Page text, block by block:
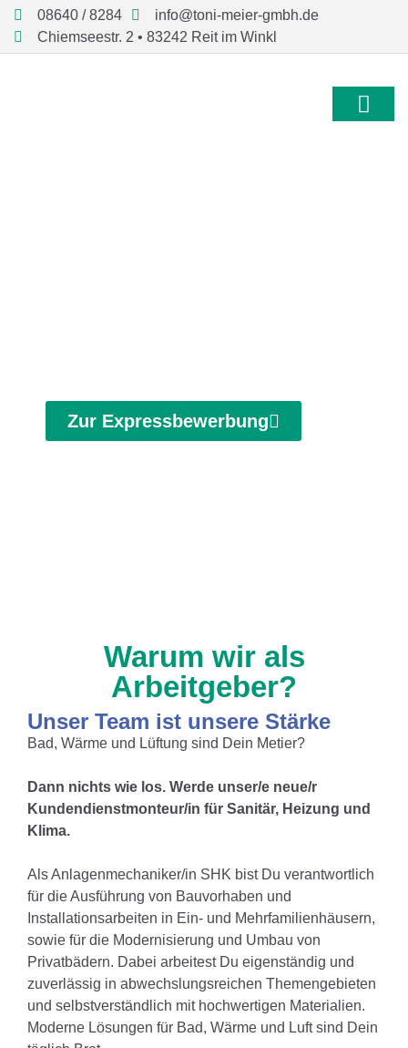
08640 / 8284
info@toni-meier-gmbh.de
Chiemseestr. 2 • 83242 Reit im Winkl
Zur Expressbewerbung
Warum wir als
Arbeitgeber?
Unser Team ist unsere Stärke
Bad, Wärme und Lüftung sind Dein Metier?
Dann nichts wie los. Werde unser/e neue/r
Kundendienstmonteur/in für Sanitär, Heizung und
Klima.
Als Anlagenmechaniker/in SHK bist Du verantwortlich
für die Ausführung von Bauvorhaben und
Installationsarbeiten in Ein- und Mehrfamilienhäusern,
sowie für die Modernisierung und Umbau von
Privatbädern. Dabei arbeitest Du eigenständig und
zuverlässig in abwechslungsreichen Themengebieten
und selbstverständlich mit hochwertigen Materialien.
Moderne Lösungen für Bad, Wärme und Luft sind Dein